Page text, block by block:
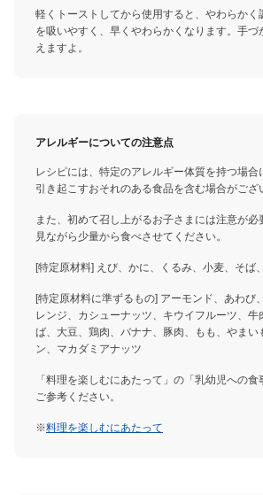
軽くトーストしてから使用すると、やわらかく
を吸いやすく、早くやわらかくなります。手づ
えますよ。
アレルギーについての注意点
レシピには、特定のアレルギー体質を持つ場合
引き起こすおそれのある食品を含む場合がござ
また、初めて召し上がるお子さまには注意が必
見ながら少量から食べさせてください。
[特定原材料] えび、かに、くるみ、小麦、そば
[特定原材料に準ずるもの] アーモンド、あわび
レンジ、カシューナッツ、キウイフルーツ、牛
ば、大豆、鶏肉、バナナ、豚肉、もも、やまい
ン、マカダミアナッツ
「料理を楽しむにあたって」の「乳幼児への
ご参考ください。
※料理を楽しむにあたって